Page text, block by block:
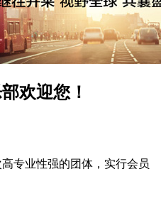
欢迎您！
专业性强的团体，实行会员